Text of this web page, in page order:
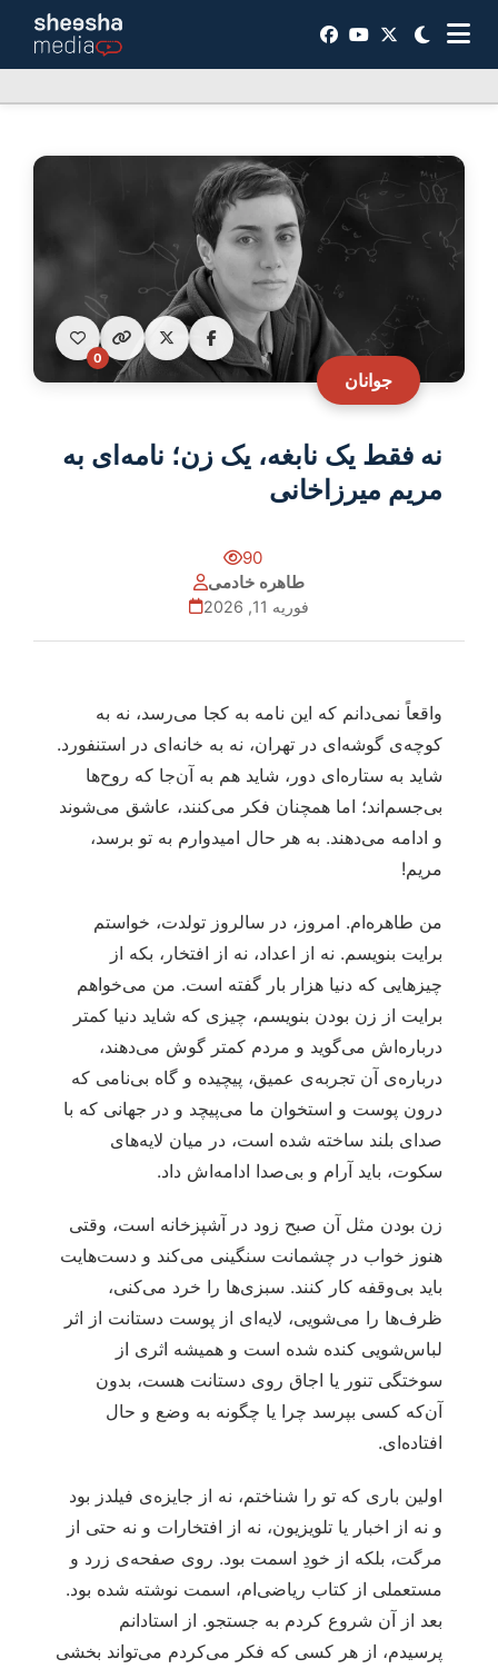
جوانان
0
نه فقط یک نابغه، یک زن؛ نامه‌ای به
مریم میرزاخانی
90
طاهره خادمی
فوریه 11, 2026
واقعاً نمی‌دانم که این نامه به کجا می‌رسد، نه به
کوچه‌ی گوشه‌ای در تهران، نه به خانه‌ای در استنفورد.
شاید به ستاره‌ای دور، شاید هم به آن‌جا که روح‌ها
بی‌جسم‌اند؛ اما همچنان فکر می‌کنند، عاشق می‌شوند
و ادامه می‌دهند. به هر حال امیدوارم به تو برسد،
مریم!
من طاهره‌ام. امروز، در سالروز تولدت، خواستم
برایت بنویسم. نه از اعداد، نه از افتخار، بکه از
چیزهایی که دنیا هزار بار گفته است. من می‌خواهم
برایت از زن بودن بنویسم، چیزی که شاید دنیا کمتر
درباره‌اش می‌گوید و مردم کمتر گوش می‌دهند،
درباره‌ی آن تجربه‌ی عمیق، پیچیده و گاه بی‌نامی که
درون پوست و استخوان‌ ما می‌پیچد و در جهانی که با
صدای بلند ساخته شده است، در میان لایه‌های
سکوت، باید آرام و بی‌صدا ادامه‌اش داد.
زن بودن مثل آن صبح زود در آشپزخانه است، وقتی
هنوز خواب در چشمانت سنگینی می‌کند و دست‌هایت
باید بی‌وقفه کار کنند. سبزی‌ها را خرد می‌کنی،
ظرف‌ها را می‌شویی، لایه‌ای از پوست دستانت از اثر
لباس‌شویی کنده شده است و همیشه اثری از
سوختگی تنور یا اجاق روی دستانت هست، بدون
آن‌که کسی بپرسد چرا یا چگونه به وضع و حال
افتاده‌ای.
اولین باری که تو را شناختم، نه از جایزه‌ی فیلدز بود
و نه از اخبار یا تلویزیون، نه از افتخارات و نه حتی از
مرگت، بلکه از خودِ اسمت بود. روی صفحه‌ی زرد و
مستعملی از کتاب ریاضی‌ام، اسمت نوشته شده بود.
بعد از آن شروع کردم به جستجو. از استادانم
پرسیدم، از هر کسی که فکر می‌کردم می‌تواند بخشی